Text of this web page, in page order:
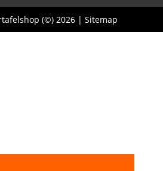
(©) 2026 | Sitemap